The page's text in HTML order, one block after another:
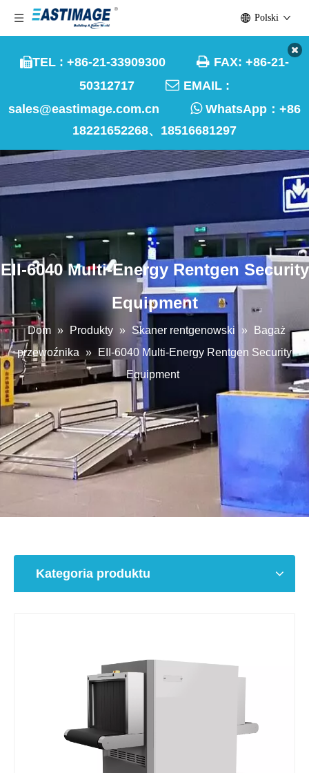
TEL : +86-21-33909300  FAX: +86-21-
50312717  EMAIL :
sales@eastimage.com.cn
WhatsApp： +86
18221652268、18516681297
Polski
EII-6040 Multi-Energy Rentgen Security
Equipment
Dom » Produkty » Skaner rentgenowski »
Bagaż
przewoźnika »
EII-6040 Multi-Energy Rentgen Security
Equipment
Kategoria produktu